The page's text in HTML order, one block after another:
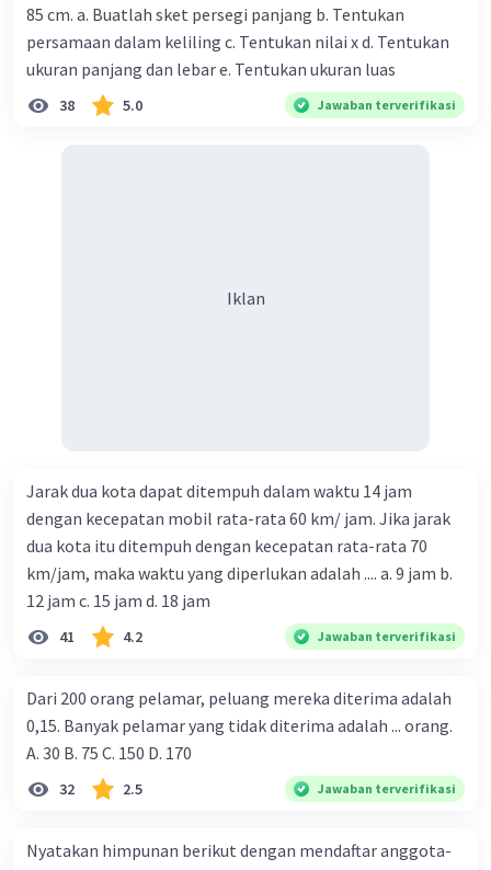
85 cm. a. Buatlah sket persegi panjang b. Tentukan
persamaan dalam keliling c. Tentukan nilai x d. Tentukan
ukuran panjang dan lebar e. Tentukan ukuran luas
38 5.0 Jawaban terverifikasi
Iklan
Jarak dua kota dapat ditempuh dalam waktu 14 jam
dengan kecepatan mobil rata-rata 60 km/ jam. Jika jarak
dua kota itu ditempuh dengan kecepatan rata-rata 70
km/jam, maka waktu yang diperlukan adalah .... a. 9 jam b.
12 jam c. 15 jam d. 18 jam
41 4.2 Jawaban terverifikasi
Dari 200 orang pelamar, peluang mereka diterima adalah
0,15. Banyak pelamar yang tidak diterima adalah ... orang.
A. 30 B. 75 C. 150 D. 170
32 2.5 Jawaban terverifikasi
Nyatakan himpunan berikut dengan mendaftar anggota-